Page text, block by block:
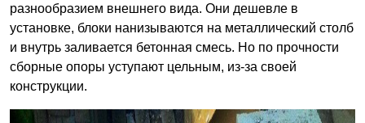
разнообразием внешнего вида. Они дешевле в
установке, блоки нанизываются на металлический столб
и внутрь заливается бетонная смесь. Но по прочности
сборные опоры уступают цельным, из-за своей
конструкции.